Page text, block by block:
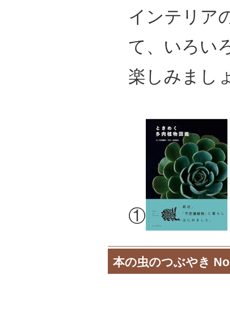
インテリア
て、いろい
楽しみまし
①
本の虫のつぶやき